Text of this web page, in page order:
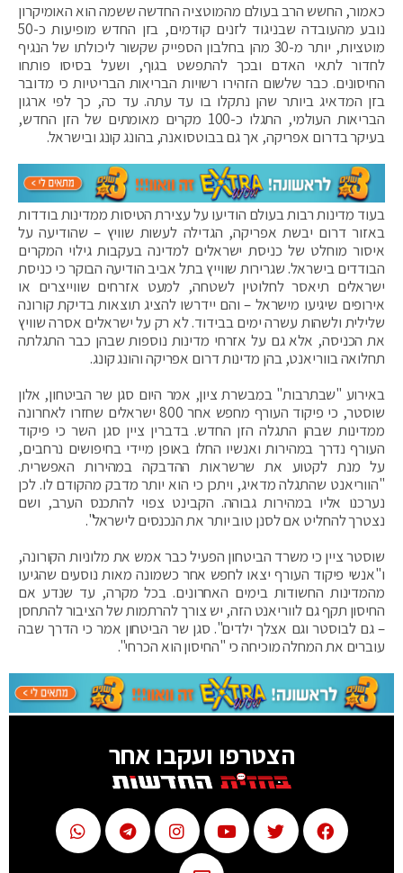
כאמור, החשש הרב בעולם מהמוטציה החדשה ששמה הוא האומיקרון
נובע מהעובדה שבניגוד לזנים קודמים, בזן החדש מופיעות כ-50
מוטציות, יותר מ-30 מהן בחלבון הספייק שקשור ליכולתו של הנגיף
לחדור לתאי האדם ובכך להתפשט בגוף, ושעל בסיסו פותחו
החיסונים. כבר שלשום הזהירו רשויות הבריאות הבריטיות כי מדובר
בזן המדאיג ביותר שהן נתקלו בו עד עתה. עד כה, כך לפי ארגון
הבריאות העולמי, התגלו כ-100 מקרים מאומתים של הזן החדש,
בעיקר בדרום אפריקה, אך גם בבוטסואנה, בהונג קונג ובישראל.
בעוד מדינות רבות בעולם הודיעו על עצירת הטיסות ממדינות בודדות
באזור דרום יבשת אפריקה, הגדילה לעשות שוויץ – שהודיעה על
איסור מוחלט של כניסת ישראלים למדינה בעקבות גילוי המקרים
הבודדים בישראל. שגרירות שווייץ בתל אביב הודיעה הבוקר כי כניסת
ישראלים תיאסר לחלוטין לשטחה, למעט אזרחים שווייצרים או
אירופים שיגיעו מישראל – והם יידרשו להציג תוצאות בדיקת קורונה
שלילית ולשהות עשרה ימים בבידוד. לא רק על ישראלים אסרה שוויץ
את הכניסה, אלא גם על אזרחי מדינות נוספות שבהן כבר התגלתה
תחלואה בווריאנט, בהן מדינות דרום אפריקה והונג קונג.
באירוע "שבתרבות" במבשרת ציון, אמר היום סגן שר הביטחון, אלון
שוסטר, כי פיקוד העורף מחפש אחר 800 ישראלים שחזרו לאחרונה
ממדינות שבהן התגלה הזן החדש. בדברין ציין סגן השר כי פיקוד
העורף נדרך במהירות ואנשיו החלו באופן מיידי בחיפושים נרחבים,
על מנת לקטוע את שרשראות ההדבקה במהירות האפשרית.
"הווריאנט שהתגלה מדאיג, ויתכן כי הוא יותר מדבק מהקודם לו. לכן
נערכנו אליו במהירות גבוהה. הקבינט צפוי להתכנס הערב, ושם
נצטרך להחליט אם לסנן טוב יותר את הנכנסים לישראל".
שוסטר ציין כי משרד הביטחון הפעיל כבר אמש את מלוניות הקורונה,
ו"אנשי פיקוד העורף יצאו לחפש אחר כשמונה מאות נוסעים שהגיעו
מהמדינות החשודות בימים האחרונים. בכל מקרה, עד שנדע אם
החיסון תקף גם לווריאנט הזה, יש צורך להרתמות של הציבור להתחסן
– גם לבוסטר וגם אצלך ילדים". סגן שר הביטחון אמר כי הדרך שבה
עוברים את המחלה מוכיחה כי "החיסון הוא הכרחי".
הצטרפו ועקבו אחר